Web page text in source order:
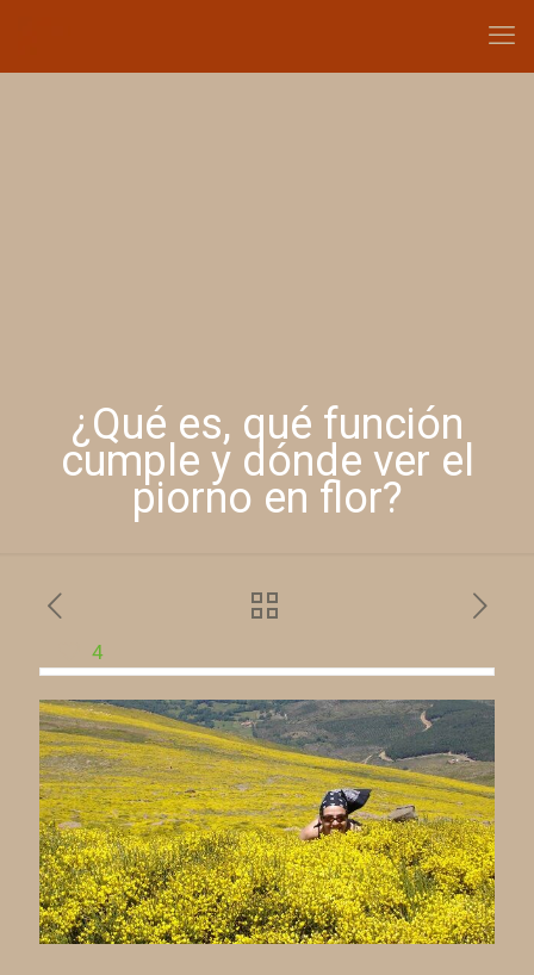
¿Qué es, qué función
cumple y dónde ver el
piorno en flor?
4